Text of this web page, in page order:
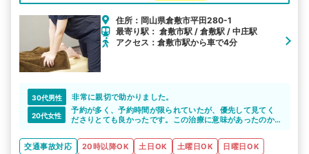
住所：岡山県倉敷市平田280-1
最寄り駅： 倉敷市駅 / 倉敷駅 / 中庄駅
アクセス：倉敷市駅から車で4分
30代男性 非常に親切で助かりました。
20代女性
予約が多く、予約時間が限られていたが、優先して見てく
ださりとても良かったです。この治療に意味があったのか
交通事故対応
20時以降OK 土日OK 土曜日OK
日曜日OK